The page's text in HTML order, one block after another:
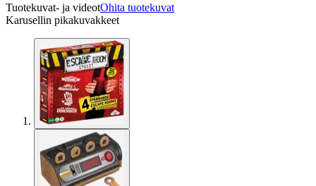
Tuotekuvat- ja videotOhita tuotekuvat
Karusellin pikakuvakkeet